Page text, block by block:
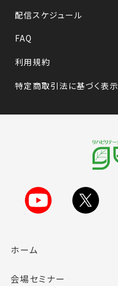
配信スケジュール
FAQ
利用規約
特定商取引法に基づく表示
ホーム
会場セミナー